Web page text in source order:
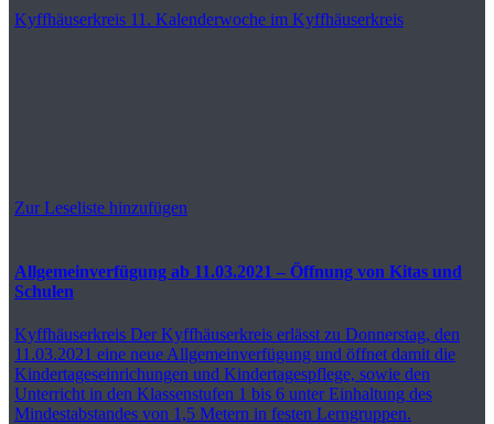
Kyffhäuserkreis 11. Kalenderwoche im Kyffhäuserkreis
Zur Leseliste hinzufügen
Allgemeinverfügung ab 11.03.2021 – Öffnung von Kitas und
Schulen
Kyffhäuserkreis Der Kyffhäuserkreis erlässt zu Donnerstag, den
11.03.2021 eine neue Allgemeinverfügung und öffnet damit die
Kindertageseinrichungen und Kindertagespflege, sowie den
Unterricht in den Klassenstufen 1 bis 6 unter Einhaltung des
Mindestabstandes von 1,5 Metern in festen Lerngruppen.